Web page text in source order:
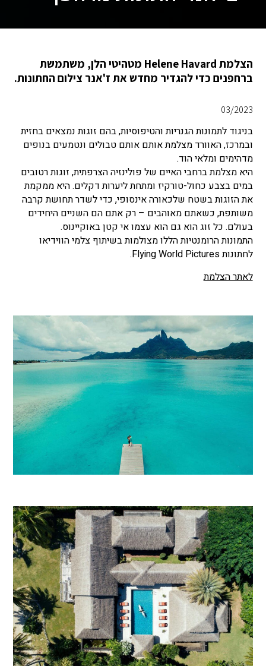
הצלמת Helene Havard מטהיטי הלן, משתמשת
ברחפנים כדי להגדיר מחדש את ז'אנר צילום החתונות.
03/2023
בניגוד לתמונות הגנריות והטיפוסיות, בהם זוגות נמצאים בחזית
ובמרכז, האוורד מצלמת אותם אותם טבולים ונטמעים בנופים
מדהימים ומלאי הוד.
היא מצלמת ברחבי האיים של פולינזיה הצרפתית, זוגות רטובים
במים בצבע כחול-טורקיז ומתחת ליערות דקלים. היא ממקמת
את הזוגות בשטח שלכאורה אינסופי, כדי לשדר תחושת קרבה
משותפת, כשאתם מאוהבים – רק אתם הם השניים היחידים
בעולם. כל זוג הוא גם הוא עצמו אי קטן באוקיינוס.
התמונות הרומנטיות הללו מצולמות בשיתוף צלמי הווידיאו
לחתונות Flying World Pictures.
לאתר הצלמת